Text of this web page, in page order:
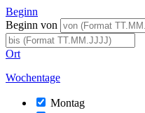
Beginn
Beginn von
Ort
Wochentage
Montag